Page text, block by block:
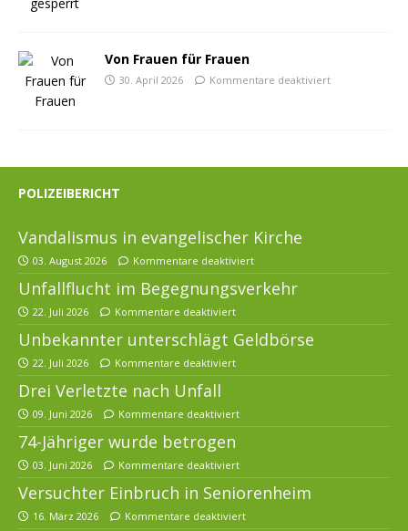
Von Frauen für Frauen
30. April 2026 Kommentare deaktiviert
POLIZEIBERICHT
Vandalismus in evangelischer Kirche
03. August 2026 Kommentare deaktiviert
Unfallflucht im Begegnungsverkehr
22. Juli 2026 Kommentare deaktiviert
Unbekannter unterschlägt Geldbörse
22. Juli 2026 Kommentare deaktiviert
Drei Verletzte nach Unfall
09. Juni 2026 Kommentare deaktiviert
74-Jähriger wurde betrogen
03. Juni 2026 Kommentare deaktiviert
Versuchter Einbruch in Seniorenheim
16. März 2026 Kommentare deaktiviert